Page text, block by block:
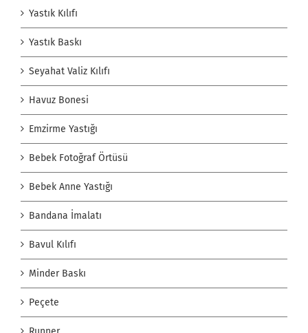
Yastık Kılıfı
Yastık Baskı
Seyahat Valiz Kılıfı
Havuz Bonesi
Emzirme Yastığı
Bebek Fotoğraf Örtüsü
Bebek Anne Yastığı
Bandana İmalatı
Bavul Kılıfı
Minder Baskı
Peçete